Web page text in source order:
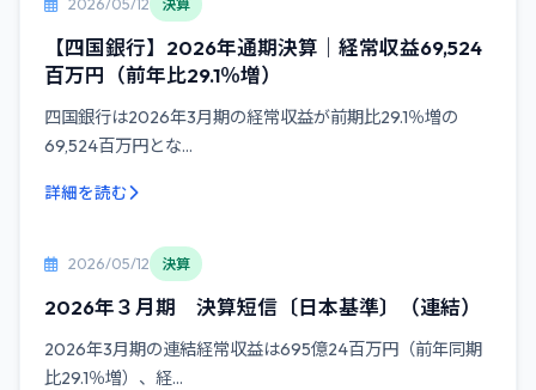
決算
【四国銀行】2026年通期決算｜経常収益69,524
百万円（前年比29.1％増）
四国銀行は2026年3月期の経常収益が前期比29.1％増の
69,524百万円とな...
詳細を読む
2026/05/12 決算
2026年３月期 決算短信〔日本基準〕（連結）
2026年3月期の連結経常収益は695億24百万円（前年同期
比29.1％増）、経...